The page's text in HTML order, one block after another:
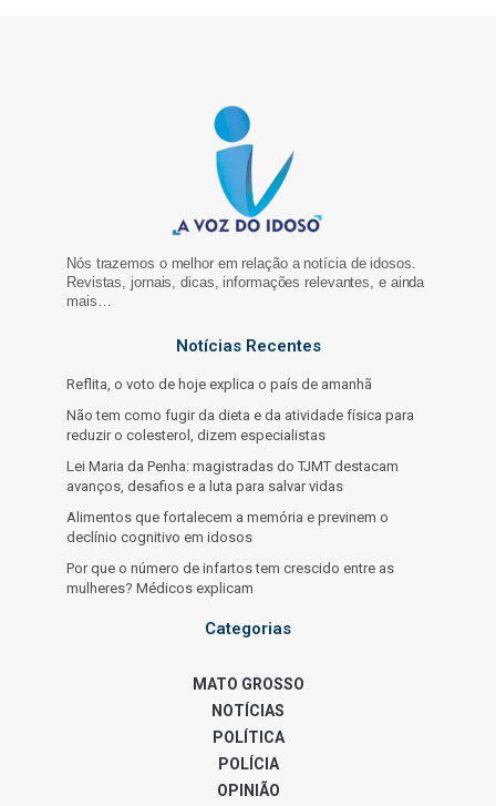
Nós trazemos o melhor em relação a notícia de idosos.
Revistas, jornais, dicas, informações relevantes, e ainda
mais…
Notícias Recentes
Reflita, o voto de hoje explica o país de amanhã
Não tem como fugir da dieta e da atividade física para
reduzir o colesterol, dizem especialistas
Lei Maria da Penha: magistradas do TJMT destacam
avanços, desafios e a luta para salvar vidas
Alimentos que fortalecem a memória e previnem o
declínio cognitivo em idosos
Por que o número de infartos tem crescido entre as
mulheres? Médicos explicam
Categorias
MATO GROSSO
NOTÍCIAS
POLÍTICA
POLÍCIA
OPINIÃO